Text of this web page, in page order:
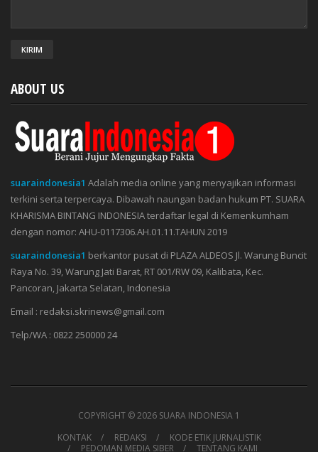
ABOUT US
suaraindonesia1 Adalah media online yang menyajikan informasi
terkini serta terpercaya. Dibawah naungan badan hukum PT. SUARA
KHARISMA BINTANG INDONESIA terdaftar legal di Kemenkumham
dengan nomor: AHU-0117306.AH.01.11.TAHUN 2019
suaraindonesia1 berkantor pusat di PLAZA ALDEOS Jl. Warung Buncit
Raya No. 39, Warung Jati Barat, RT 001/RW 09, Kalibata, Kec.
Pancoran, Jakarta Selatan, Indonesia
Email : redaksi.skrinews@gmail.com
Telp/WA : 0822 250000 24
COPYRIGHT ©2026 SUARA INDONESIA 1
KONTAK
REDAKSI
KODE ETIK JURNALISTIK
PEDOMAN MEDIA SIBER
TENTANG KAMI